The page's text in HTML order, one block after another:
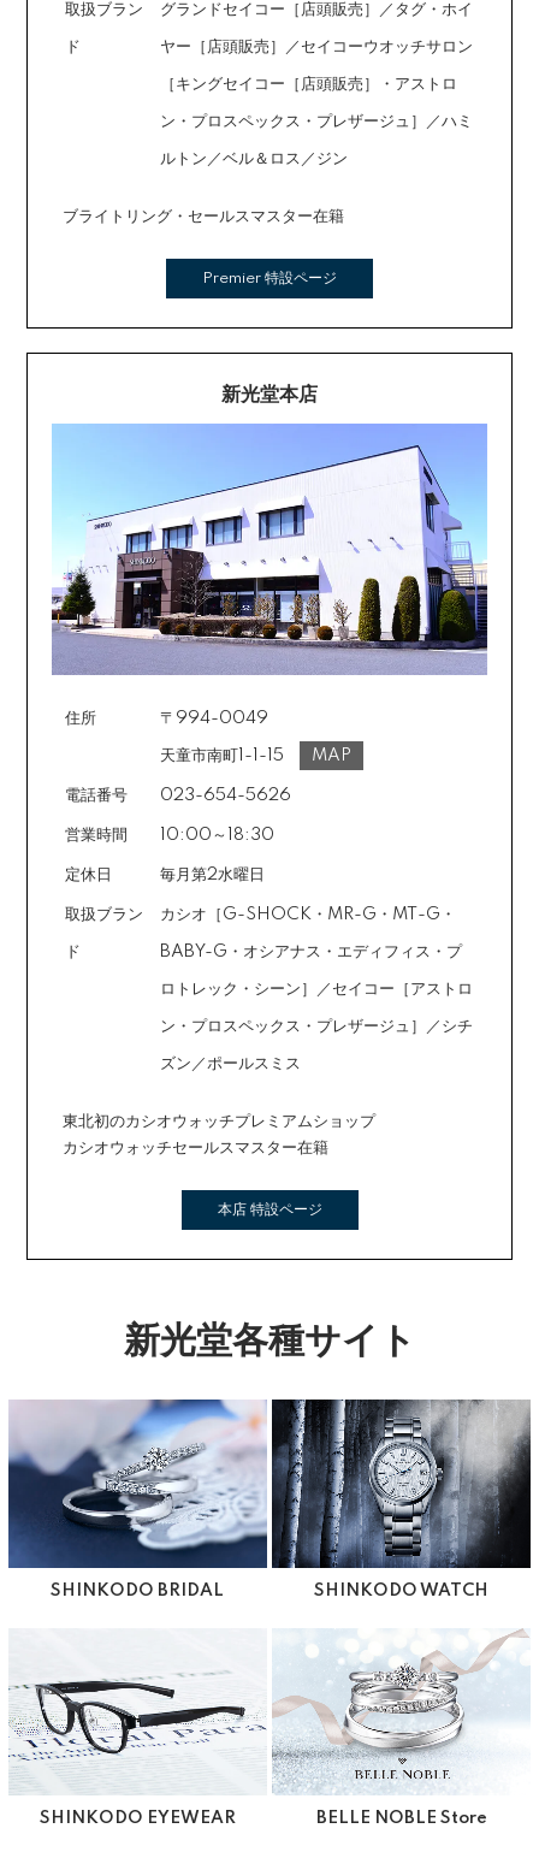
取扱ブラン
ド
グランドセイコー［店頭販売］／タグ・ホイ
ヤー［店頭販売］／セイコーウオッチサロン
［キングセイコー［店頭販売］・アストロ
ン・プロスペックス・プレザージュ］／ハミ
ルトン／ベル＆ロス／ジン
ブライトリング・セールスマスター在籍
Premier 特設ページ
新光堂本店
住所 〒994-0049
天童市南町1-1-15 MAP
電話番号 023-654-5626
営業時間 10:00～18:30
定休日 毎月第2水曜日
取扱ブラン
ド
カシオ［G-SHOCK・MR-G・MT-G・
BABY-G・オシアナス・エディフィス・プ
ロトレック・シーン］／セイコー［アストロ
ン・プロスペックス・プレザージュ］／シチ
ズン／ポールスミス
東北初のカシオウォッチプレミアムショップ
カシオウォッチセールスマスター在籍
本店 特設ページ
新光堂各種サイト
SHINKODO BRIDAL SHINKODO WATCH
SHINKODO EYEWEAR BELLE NOBLE Store